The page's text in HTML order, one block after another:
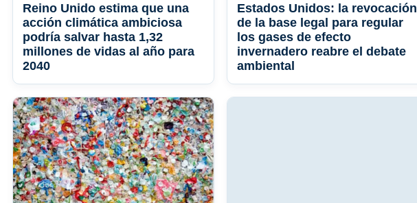
Reino Unido estima que una
acción climática ambiciosa
podría salvar hasta 1,32
millones de vidas al año para
2040
Estados Unidos: la revocación
de la base legal para regular
los gases de efecto
invernadero reabre el debate
ambiental